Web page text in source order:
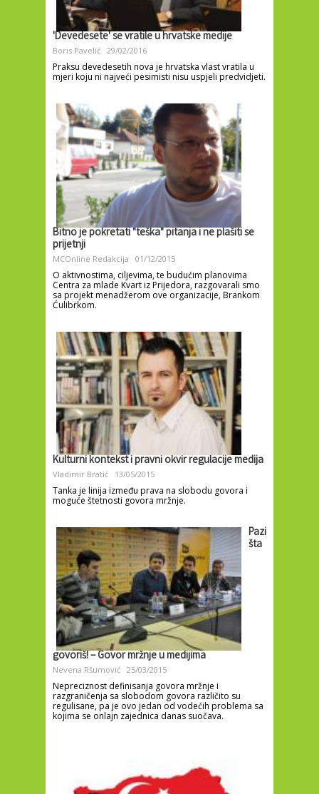
'Devedesete' se vratile u hrvatske medije
Boris Pavelić 29/02/2016
Praksu devedesetih nova je hrvatska vlast vratila u
mjeri koju ni najveći pesimisti nisu uspjeli predvidjeti.
Bitno je pokretati "teška" pitanja i ne plašiti se
prijetnji
MCOnline Redakcija 01/12/2015
O aktivnostima, ciljevima, te budućim planovima
Centra za mlade Kvart iz Prijedora, razgovarali smo
sa projekt menadžerom ove organizacije, Brankom
Ćulibrkom.
Kulturni kontekst i pravni okvir regulacije medija
Vladimir Bratić 13/05/2015
Tanka je linija između prava na slobodu govora i
moguće štetnosti govora mržnje.
Pazi
šta
govoriš! – Govor mržnje u medijima
Nevena Ršumović 25/03/2015
Nepreciznost definisanja govora mržnje i
razgraničenja sa slobodom govora različito su
regulisane, pa je ovo jedan od vodećih problema sa
kojima se onlajn zajednica danas suočava.